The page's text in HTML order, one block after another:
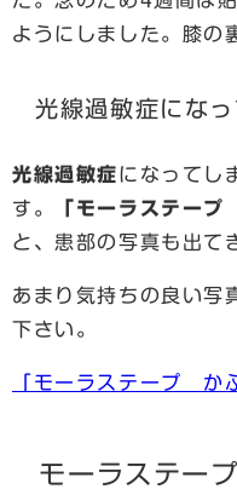
ようにしました。膝の
光線過敏症にな
光線過敏症になってし
す。
「モーラステープ
と、患部の写真も出て
あまり気持ちの良い写
下さい。
「モーラステープ か
モーラステー